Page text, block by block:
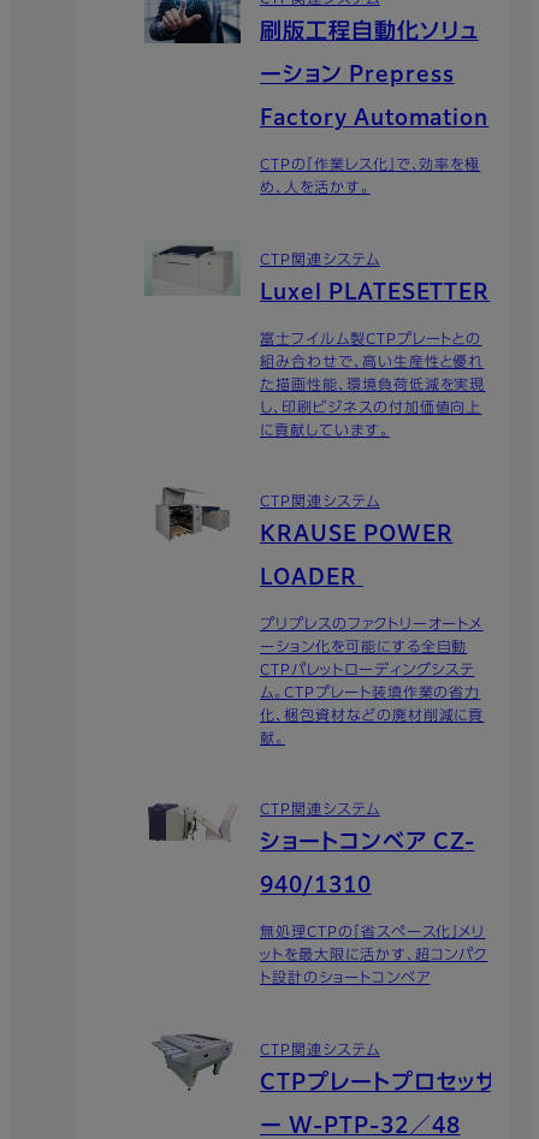
刷版工程自動化ソリュ
ーション Prepress
Factory Automation
CTPの「作業レス化」で、効率を極
め、人を活かす。
CTP関連システム
Luxel PLATESETTER
富士フイルム製CTPプレートとの
組み合わせで、高い生産性と優れ
た描画性能、環境負荷低減を実現
し、印刷ビジネスの付加価値向上
に貢献しています。
CTP関連システム
KRAUSE POWER
LOADER
プリプレスのファクトリーオートメ
ーション化を可能にする全自動
CTPパレットローディングシステ
ム。CTPプレート装填作業の省力
化、梱包資材などの廃材削減に貢
献。
CTP関連システム
ショートコンベア CZ-
940/1310
無処理CTPの「省スペース化」メリ
ットを最大限に活かす、超コンパク
ト設計のショートコンベア
CTP関連システム
CTPプレートプロセッサ
ー W-PTP-32／48